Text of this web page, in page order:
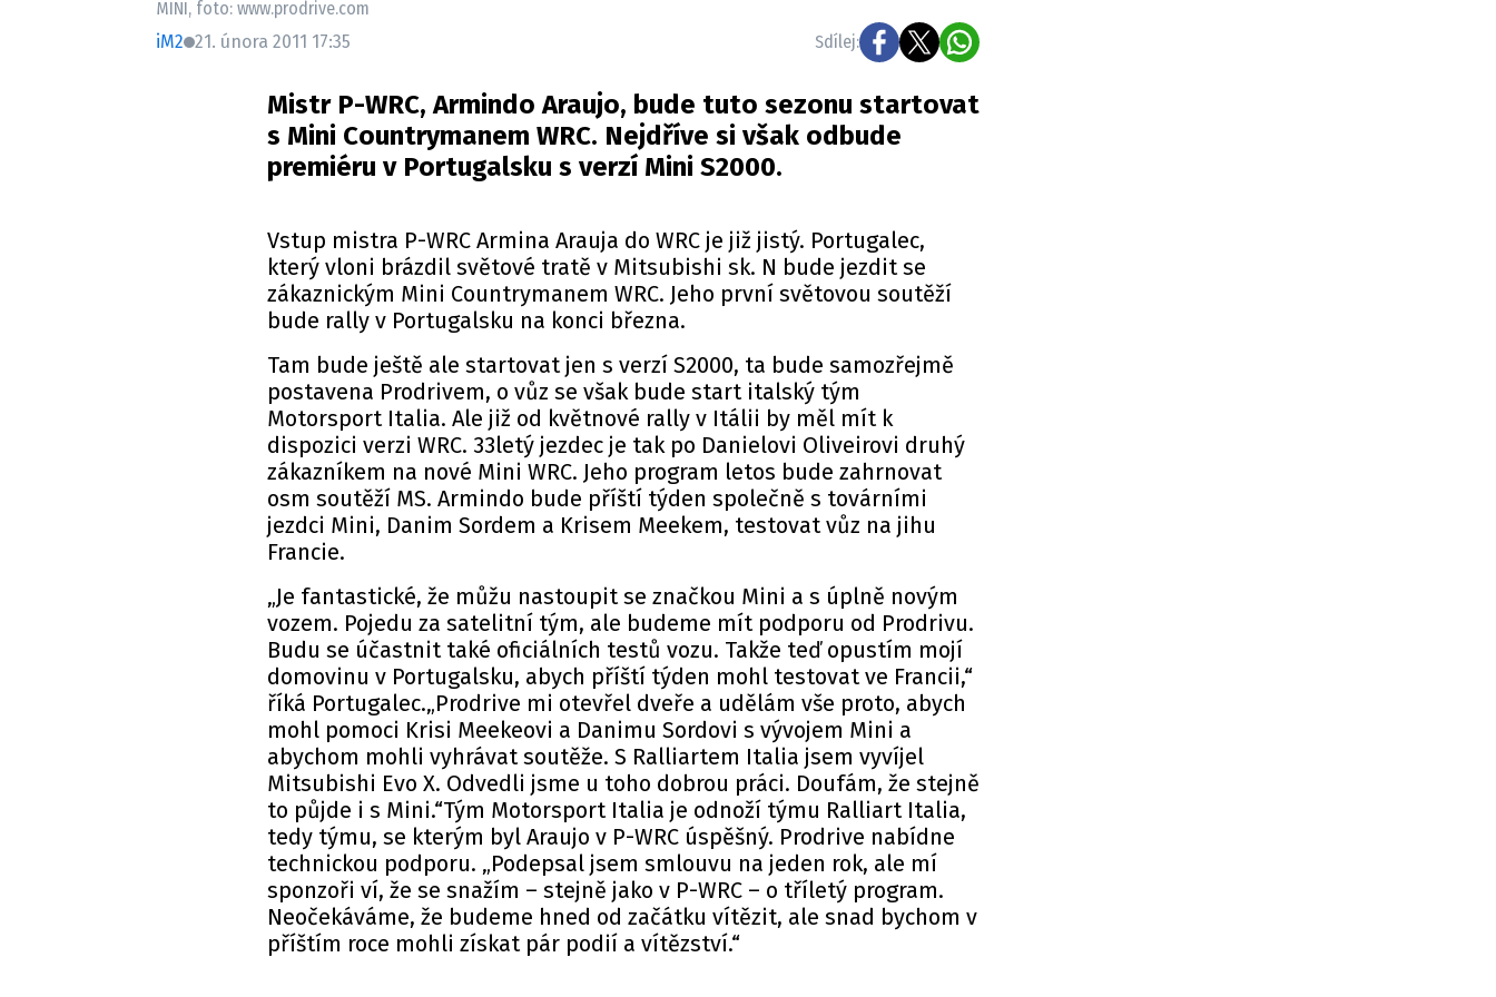
MINI, foto: www.prodrive.com
iM2 21. února 2011 17:35 Sdílej:
Mistr P-WRC, Armindo Araujo, bude tuto sezonu startovat
s Mini Countrymanem WRC. Nejdříve si však odbude
premiéru v Portugalsku s verzí Mini S2000.
Vstup mistra P-WRC Armina Arauja do WRC je již jistý. Portugalec,
který vloni brázdil světové tratě v Mitsubishi sk. N bude jezdit se
zákaznickým Mini Countrymanem WRC. Jeho první světovou soutěží
bude rally v Portugalsku na konci března.
Tam bude ještě ale startovat jen s verzí S2000, ta bude samozřejmě
postavena Prodrivem, o vůz se však bude start italský tým
Motorsport Italia. Ale již od květnové rally v Itálii by měl mít k
dispozici verzi WRC. 33letý jezdec je tak po Danielovi Oliveirovi druhý
zákazníkem na nové Mini WRC. Jeho program letos bude zahrnovat
osm soutěží MS. Armindo bude příští týden společně s továrními
jezdci Mini, Danim Sordem a Krisem Meekem, testovat vůz na jihu
Francie.
„Je fantastické, že můžu nastoupit se značkou Mini a s úplně novým
vozem. Pojedu za satelitní tým, ale budeme mít podporu od Prodrivu.
Budu se účastnit také oficiálních testů vozu. Takže teď opustím mojí
domovinu v Portugalsku, abych příští týden mohl testovat ve Francii,“
říká Portugalec.„Prodrive mi otevřel dveře a udělám vše proto, abych
mohl pomoci Krisi Meekeovi a Danimu Sordovi s vývojem Mini a
abychom mohli vyhrávat soutěže. S Ralliartem Italia jsem vyvíjel
Mitsubishi Evo X. Odvedli jsme u toho dobrou práci. Doufám, že stejně
to půjde i s Mini.“Tým Motorsport Italia je odnoží týmu Ralliart Italia,
tedy týmu, se kterým byl Araujo v P-WRC úspěšný. Prodrive nabídne
technickou podporu. „Podepsal jsem smlouvu na jeden rok, ale mí
sponzoři ví, že se snažím – stejně jako v P-WRC – o tříletý program.
Neočekáváme, že budeme hned od začátku vítězit, ale snad bychom v
příštím roce mohli získat pár podií a vítězství.“